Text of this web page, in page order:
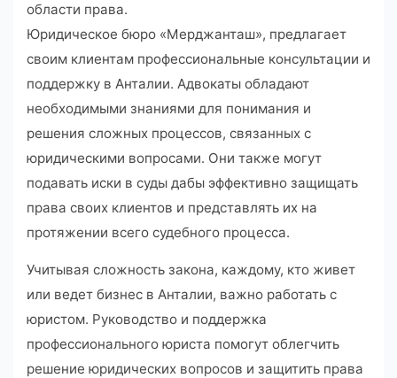
области права.
Юридическое бюро «Мерджанташ», предлагает
своим клиентам профессиональные консультации и
поддержку в Анталии. Адвокаты обладают
необходимыми знаниями для понимания и
решения сложных процессов, связанных с
юридическими вопросами. Они также могут
подавать иски в суды дабы эффективно защищать
права своих клиентов и представлять их на
протяжении всего судебного процесса.
Учитывая сложность закона, каждому, кто живет
или ведет бизнес в Анталии, важно работать с
юристом. Руководство и поддержка
профессионального юриста помогут облегчить
решение юридических вопросов и защитить права